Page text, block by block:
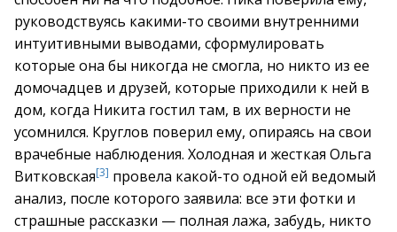
руководствуясь какими-то своими внутренними
интуитивными выводами, сформулировать
которые она бы никогда не смогла, но никто из ее
домочадцев и друзей, которые приходили к ней в
дом, когда Никита гостил там, в их верности не
усомнился. Круглов поверил ему, опираясь на свои
врачебные наблюдения. Холодная и жесткая Ольга
Витковская[3] провела какой-то одной ей ведомый
анализ, после которого заявила: все эти фотки и
страшные рассказки — полная лажа, забудь, никто